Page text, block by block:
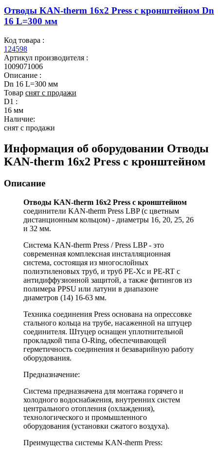
Отводы KAN-therm 16х2 Press с кронштейном Dn
16 L=300 мм
Код товара :
124598
Артикул производителя :
1009071006
Описание :
Dn 16 L=300 мм
Товар снят с продажи
D1 :
16 мм
Наличие:
снят с продажи
Информация об оборудовании Отводы
KAN-therm 16х2 Press с кронштейном
Описание
Отводы KAN-therm 16х2 Press с кронштейном
соединители KAN-therm Press LBP (с цветным
дистанционным кольцом) - диаметры 16, 20, 25, 26
и 32 мм.
Система KAN-therm Press / Press LBP - это
современная комплексная инсталляционная
система, состоящая из многослойных
полиэтиленовых труб, и труб PE-Xc и PE-RT с
антидиффузионной защитой, а также фитингов из
полимера PPSU или латуни в диапазоне
диаметров (14) 16-63 мм.
Техника соединения Press основана на опрессовке
стального кольца на трубе, насаженной на штуцер
соединителя. Штуцер оснащен уплотнительной
прокладкой типа O-Ring, обеспечивающей
герметичность соединения и безаварийную работу
оборудования.
Предназначение:
Cистема предназначена для монтажа горячего и
холодного водоснабжения, внутренних систем
центрального отопления (охлаждения),
технологического и промышленного
оборудования (установки сжатого воздуха).
Преимущества системы KAN-therm Press: